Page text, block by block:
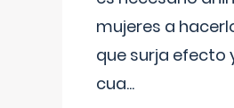
mujeres a
que surja efecto
cua...